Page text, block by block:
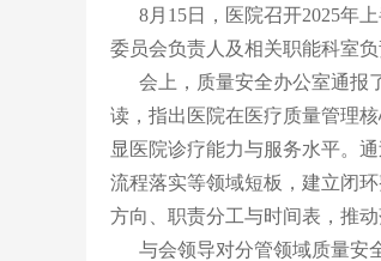
8月15日，医院召开2025年上
委员会负责人及相关职能科室负
会上，质量安全办公室通报
读，指出医院在医疗质量管理
显医院诊疗能力与服务水平。
流程落实等领域短板，建立闭
方向、职责分工与时间表，推动
与会领导对分管领域质量安